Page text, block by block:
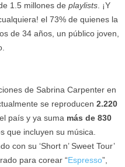
1.5 millones de playlists. ¡Y
el 73% de quienes la
de 34 años, un público joven,
de Sabrina Carpenter en
se reproducen 2.220
país y ya suma más de 830
que incluyen su música.
con su ‘Short n’ Sweet Tour’
para corear “Espresso”,